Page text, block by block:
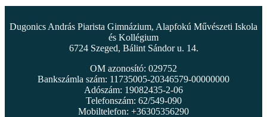
Dugonics András Piarista Gimnázium, Alapfokú Művészeti Iskola
és Kollégium
6724 Szeged, Bálint Sándor u. 14.
OM azonosító: 029752
Bankszámla szám: 11735005-20346579-00000000
Adószám: 19082435-2-06
Telefonszám: 62/549-090
Mobiltelefon: +36305356290